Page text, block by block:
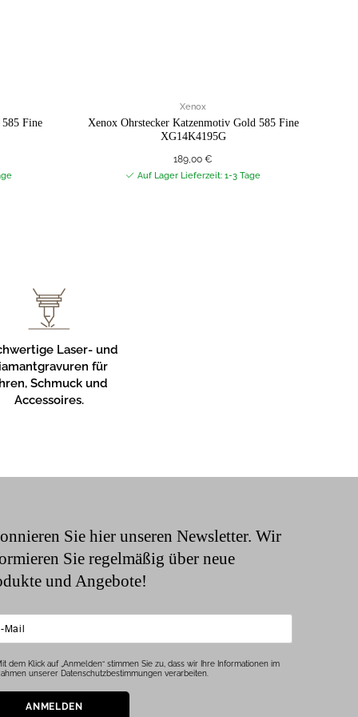
Fine
Xenox
Xenox Ohrstecker Katzenmotiv Gold 585 Fine
XG14K4195G
189,00€
Auf Lager Lieferzeit: 1-3 Tage
Laser- und
für
Schmuck und
Accessoires.
Sie hier unseren Newsletter. Wir
Sie regelmäßig über neue
und Angebote!
dem Klick auf „Anmelden“ stimmen Sie zu, dass wir Ihre Informationen im
unserer Datenschutzbestimmungen verarbeiten.
ANMELDEN